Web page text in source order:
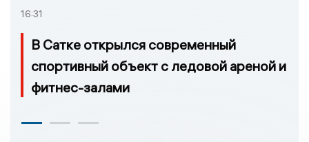
16:31
В Сатке открылся современный
спортивный объект с ледовой ареной и
фитнес-залами